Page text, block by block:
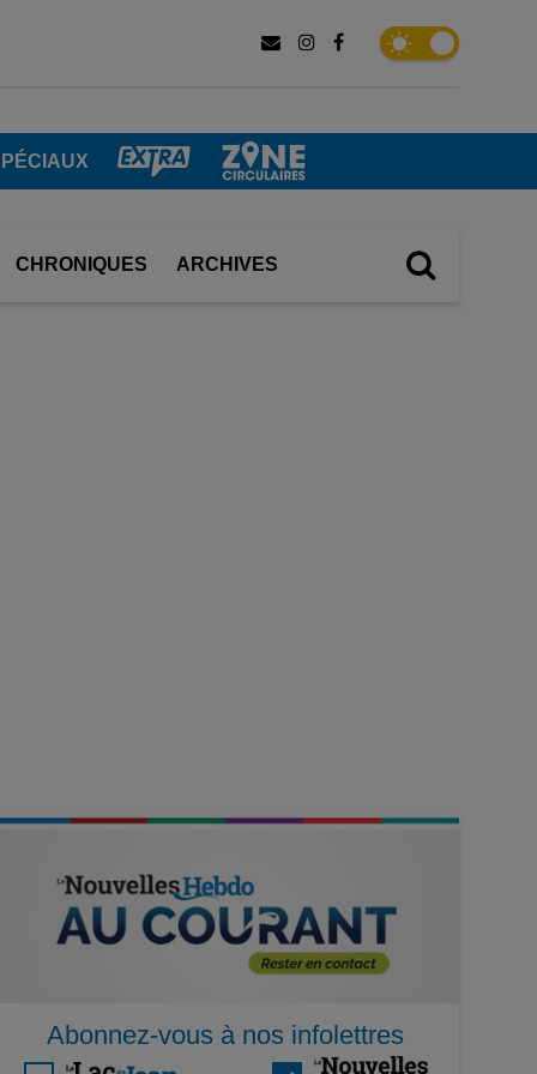
CHRONIQUES ARCHIVES
Abonnez-vous à nos infolettres